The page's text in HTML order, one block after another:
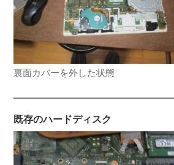
裏面カバーを外した状態
既存のハードディスク